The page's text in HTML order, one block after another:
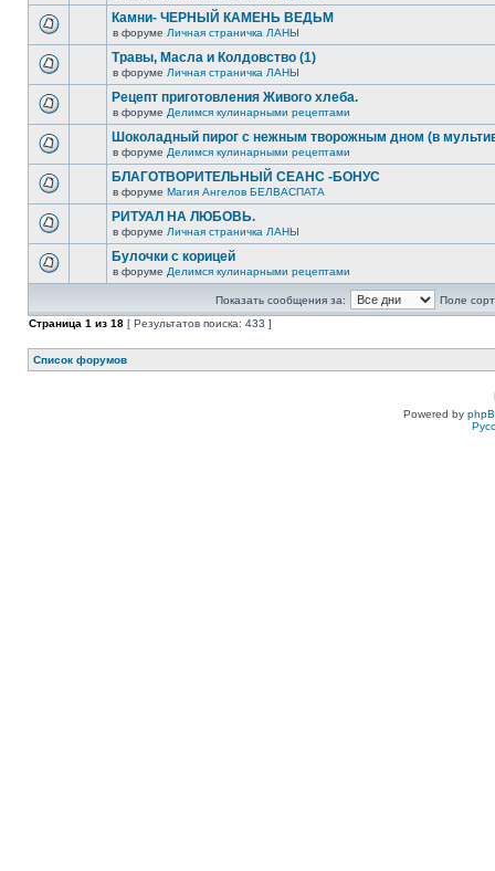
Камни- ЧЕРНЫЙ КАМЕНЬ ВЕДЬМ
в форуме Личная страничка ЛАНЫ
Травы, Масла и Колдовство (1)
в форуме Личная страничка ЛАНЫ
Рецепт приготовления Живого хлеба.
в форуме Делимся кулинарными рецептами
Шоколадный пирог с нежным творожным дном (в
в форуме Делимся кулинарными рецептами
БЛАГОТВОРИТЕЛЬНЫЙ СЕАНС -БОНУС
в форуме Магия Ангелов БЕЛВАСПАТА
РИТУАЛ НА ЛЮБОВЬ.
в форуме Личная страничка ЛАНЫ
Булочки с корицей
в форуме Делимся кулинарными рецептами
Показать сообщения за:
Поле
Страница 1 из 18 [ Результатов поиска: 433 ]
Список форумов
Powered by